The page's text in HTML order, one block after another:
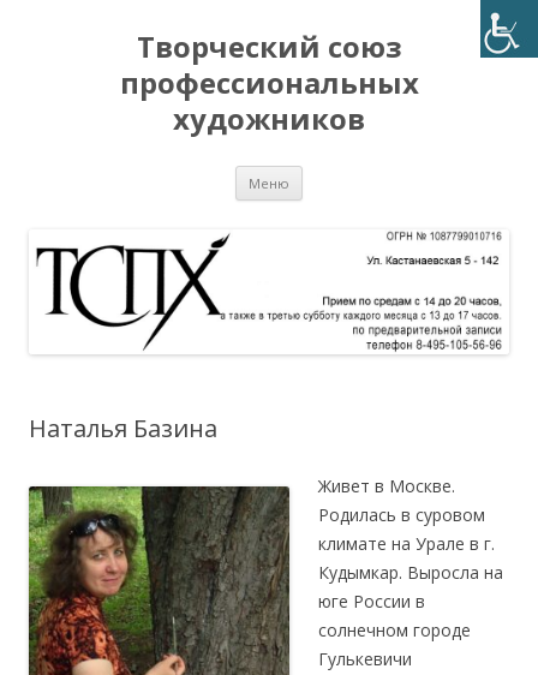
Творческий союз
профессиональных
художников
Меню
Наталья Базина
Живет в Москве.
Родилась в суровом
климате на Урале в г.
Кудымкар. Выросла на
юге России в
солнечном городе
Гулькевичи